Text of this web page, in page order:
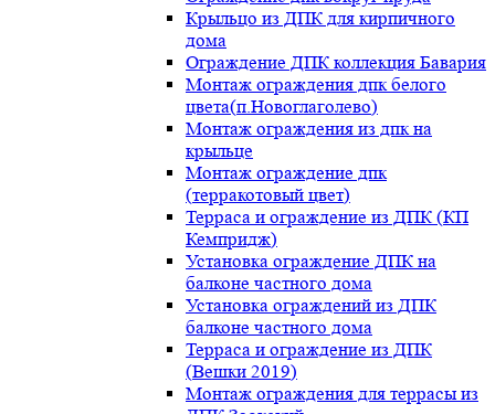
Крыльцо из ДПК для кирпичного
дома
Ограждение ДПК коллекция Бавария
Монтаж ограждения дпк белого
цвета(п.Новоглаголево)
Монтаж ограждения из дпк на
крыльце
Монтаж ограждение дпк
(терракотовый цвет)
Терраса и ограждение из ДПК (КП
Кемпридж)
Установка ограждение ДПК на
балконе частного дома
Установка ограждений из ДПК
балконе частного дома
Терраса и ограждение из ДПК
(Вешки 2019)
Монтаж ограждения для террасы из